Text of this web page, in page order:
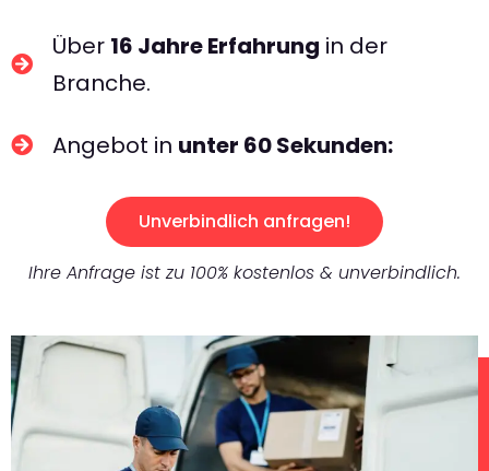
Über 16 Jahre Erfahrung in der
Branche.
Angebot in unter 60 Sekunden:
Unverbindlich anfragen!
Ihre Anfrage ist zu 100% kostenlos & unverbindlich.